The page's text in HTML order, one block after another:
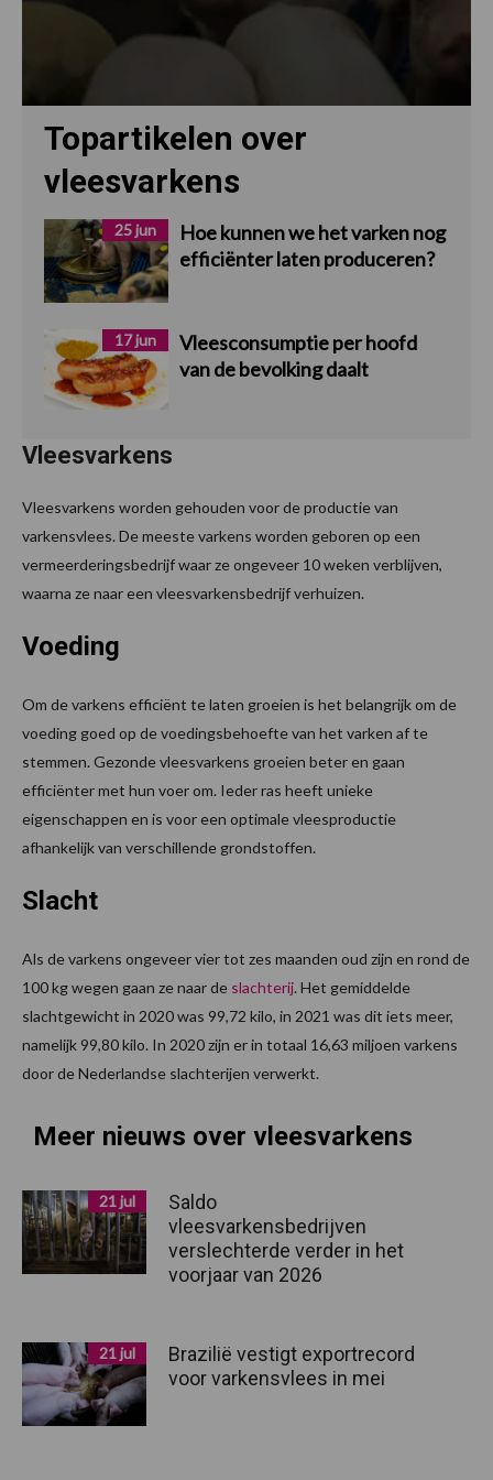
Topartikelen over
vleesvarkens
25 jun
Hoe kunnen we het varken nog
efficiënter laten produceren?
17 jun
Vleesconsumptie per hoofd
van de bevolking daalt
Vleesvarkens
Vleesvarkens worden gehouden voor de productie van
varkensvlees. De meeste varkens worden geboren op een
vermeerderingsbedrijf waar ze ongeveer 10 weken verblijven,
waarna ze naar een vleesvarkensbedrijf verhuizen.
Voeding
Om de varkens efficiënt te laten groeien is het belangrijk om de
voeding goed op de voedingsbehoefte van het varken af te
stemmen. Gezonde vleesvarkens groeien beter en gaan
efficiënter met hun voer om. Ieder ras heeft unieke
eigenschappen en is voor een optimale vleesproductie
afhankelijk van verschillende grondstoffen.
Slacht
Als de varkens ongeveer vier tot zes maanden oud zijn en rond de
100 kg wegen gaan ze naar de slachterij. Het gemiddelde
slachtgewicht in 2020 was 99,72 kilo, in 2021 was dit iets meer,
namelijk 99,80 kilo. In 2020 zijn er in totaal 16,63 miljoen varkens
door de Nederlandse slachterijen verwerkt.
Meer nieuws over vleesvarkens
21 jul
Saldo
vleesvarkensbedrijven
verslechterde verder in het
voorjaar van 2026
21 jul
Brazilië vestigt exportrecord
voor varkensvlees in mei